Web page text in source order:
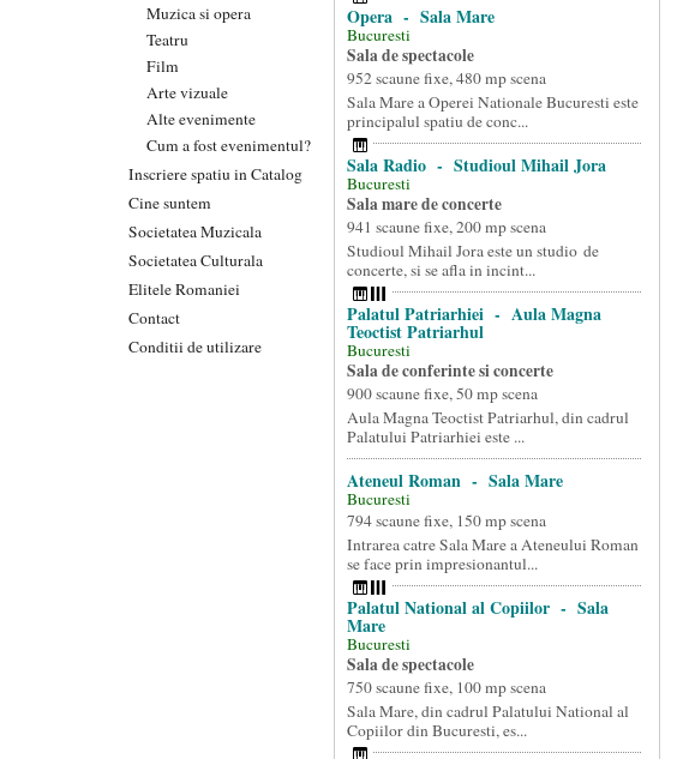
Muzica si opera
Teatru
Film
Arte vizuale
Alte evenimente
Cum a fost evenimentul?
Inscriere spatiu in Catalog
Cine suntem
Societatea Muzicala
Societatea Culturala
Elitele Romaniei
Contact
Conditii de utilizare
Opera - Sala Mare
Bucuresti
Sala de spectacole
952 scaune fixe, 480 mp scena
Sala Mare a Operei Nationale Bucuresti este
principalul spatiu de conc...
Sala Radio - Studioul Mihail Jora
Bucuresti
Sala mare de concerte
941 scaune fixe, 200 mp scena
Studioul Mihail Jora este un studio de
concerte, si se afla in incint...
Palatul Patriarhiei - Aula Magna
Teoctist Patriarhul
Bucuresti
Sala de conferinte si concerte
900 scaune fixe, 50 mp scena
Aula Magna Teoctist Patriarhul, din cadrul
Palatului Patriarhiei este ...
Ateneul Roman - Sala Mare
Bucuresti
794 scaune fixe, 150 mp scena
Intrarea catre Sala Mare a Ateneului Roman
se face prin impresionantul...
Palatul National al Copiilor - Sala
Mare
Bucuresti
Sala de spectacole
750 scaune fixe, 100 mp scena
Sala Mare, din cadrul Palatului National al
Copiilor din Bucuresti, es...